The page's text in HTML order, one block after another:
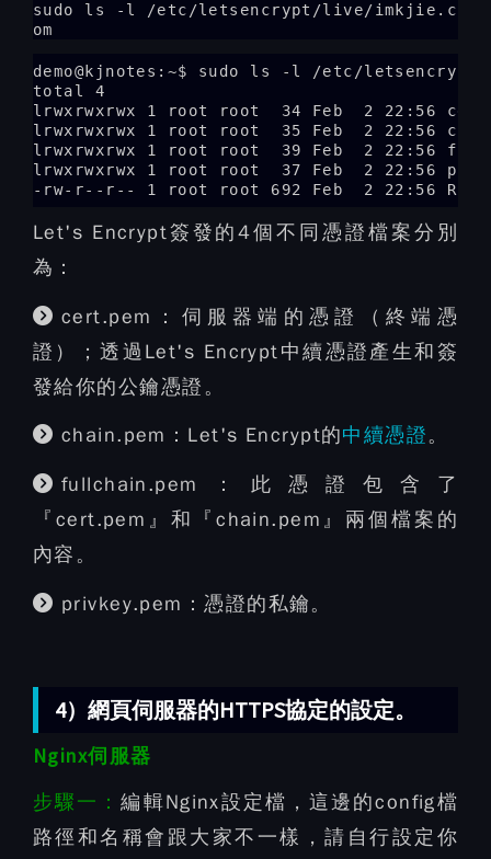
sudo ls -l /etc/letsencrypt/live/imkjie.c
om
demo@kjnotes:~$ sudo ls -l /etc/
total 4
lrwxrwxrwx 1 root root  34 Feb  2 22:56
lrwxrwxrwx 1 root root  35 Feb  2 22:56
lrwxrwxrwx 1 root root  39 Feb  2 22:56
lrwxrwxrwx 1 root root  37 Feb  2 22:56
-rw-r--r-- 1 root root 692 Feb  2 22:56
Let's Encrypt簽發的4個不同憑證檔案分別
為：
cert.pem：伺服器端的憑證（終端憑
證）；透過Let's Encrypt中續憑證產生和簽
發給你的公鑰憑證。
chain.pem：Let's Encrypt的中續憑證。
fullchain.pem：此憑證包含了
『cert.pem』和『chain.pem』兩個檔案的
內容。
privkey.pem：憑證的私鑰。
4）網頁伺服器的HTTPS協定的設定。
Nginx伺服器
步驟一：編輯Nginx設定檔，這邊的config檔
路徑和名稱會跟大家不一樣，請自行設定你